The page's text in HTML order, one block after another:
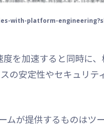
with-platform-
を加速すると同時に、
の安定性やセキュリテ
が提供するものはツ